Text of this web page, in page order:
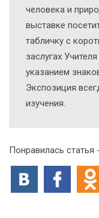
человека и
выставке
табличку с
заслугах
указанием
Экспозиция
изучения.
Понравилась